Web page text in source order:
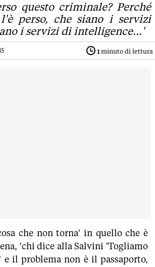
questo criminale? Perché
perso, che siano i servizi
i servizi di intelligence...'
1minuto di lettura
che non torna' in quello che è
'chi dice alla Salvini 'Togliamo
il problema non è il passaporto,